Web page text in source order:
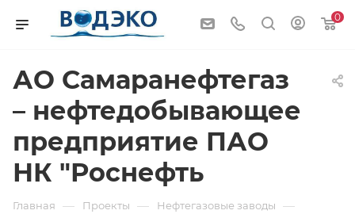
0
АО Самаранефтегаз
– нефтедобывающее
предприятие ПАО
НК "Роснефть
Главная — Проекты — Нефтегазовые заводы —